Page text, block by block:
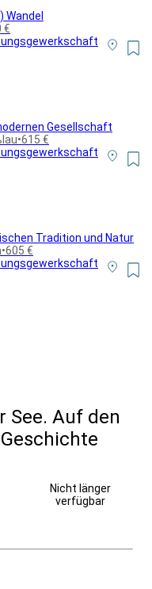
Wandel
€
Gesellschaft
•615 €
Tradition und Natur
•605 €
See. Auf den
Nicht länger
verfügbar